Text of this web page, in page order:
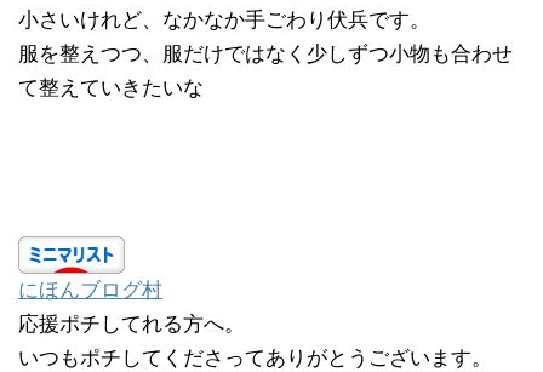
小さいけれど、なかなか手ごわり伏兵です。
服を整えつつ、服だけではなく少しずつ小物も合わせ
て整えていきたいな
にほんブログ村
応援ポチしてれる方へ。
いつもポチしてくださってありがとうございます。